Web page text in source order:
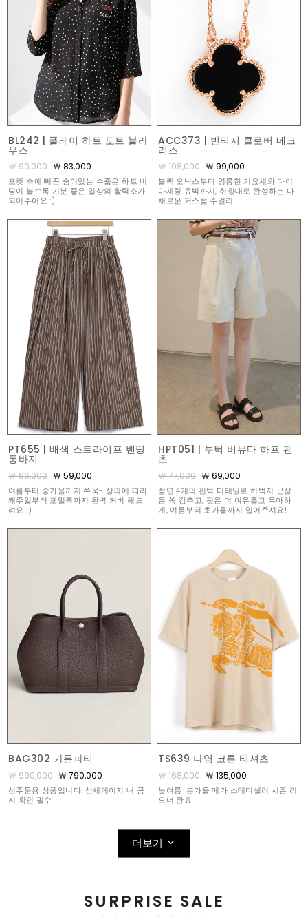
BL242 | 플레이 하트 도트 블라
우스
￦ 90,000 ￦ 83,000
포켓 속에 빼꼼 숨어있는 수줍은 하트 비
딩이 볼수록 기분 좋은 일상의 활력소가
되어주어요 :)
ACC373 | 빈티지 클로버 네크
리스
￦ 108,000 ￦ 99,000
블랙 오닉스부터 영롱한 기요세와 다이
아세팅 큐빅까지, 취향대로 완성하는 다
채로운 커스텀 주얼리
PT655 | 배색 스트라이프 밴딩
통바지
￦ 66,000 ￦ 59,000
여름부터 중가을까지 쭈욱- 상의에 따라
캐주얼부터 포멀룩까지 완벽 커버 해드
려요 :)
HPT051 | 투턱 버뮤다 하프 팬
츠
￦ 77,000 ￦ 69,000
정면 4개의 핀턱 디테일로 허벅지 군살
은 쏙 감추고, 핏은 더 여유롭고 우아하
게, 여름부터 초가을까지 입어주셔요!
BAG302 가든파티
￦ 990,000 ￦ 790,000
선주문용 상품입니다. 상세페이지 내 공
지 확인 필수
TS639 나염 코튼 티셔츠
￦ 168,000 ￦ 135,000
늦여름-봄가을 메가 스테디셀러 시즌 리
오더 완료
더보기
SURPRISE SALE